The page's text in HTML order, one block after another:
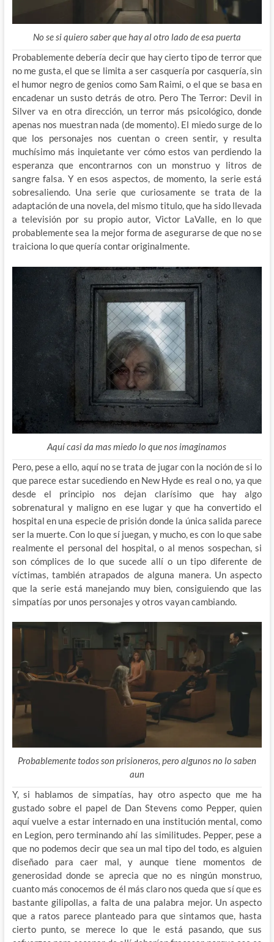
No se si quiero saber que hay al otro lado de esa puerta
Probablemente debería decir que hay cierto tipo de terror que
no me gusta, el que se limita a ser casquería por casquería, sin
el humor negro de genios como Sam Raimi, o el que se basa en
encadenar un susto detrás de otro. Pero The Terror: Devil in
Silver va en otra dirección, un terror más psicológico, donde
apenas nos muestran nada (de momento). El miedo surge de lo
que los personajes nos cuentan o creen sentir, y resulta
muchísimo más inquietante ver cómo estos van perdiendo la
esperanza que encontrarnos con un monstruo y litros de
sangre falsa. Y en esos aspectos, de momento, la serie está
sobresaliendo. Una serie que curiosamente se trata de la
adaptación de una novela, del mismo titulo, que ha sido llevada
a televisión por su propio autor, Victor LaValle, en lo que
probablemente sea la mejor forma de asegurarse de que no se
traiciona lo que quería contar originalmente.
Aquí casi da mas miedo lo que nos imaginamos
Pero, pese a ello, aquí no se trata de jugar con la noción de si lo
que parece estar sucediendo en New Hyde es real o no, ya que
desde el principio nos dejan clarísimo que hay algo
sobrenatural y maligno en ese lugar y que ha convertido el
hospital en una especie de prisión donde la única salida parece
ser la muerte. Con lo que sí juegan, y mucho, es con lo que sabe
realmente el personal del hospital, o al menos sospechan, si
son cómplices de lo que sucede allí o un tipo diferente de
víctimas, también atrapados de alguna manera. Un aspecto
que la serie está manejando muy bien, consiguiendo que las
simpatías por unos personajes y otros vayan cambiando.
Probablemente todos son prisioneros, pero algunos no lo saben
aun
Y, si hablamos de simpatías, hay otro aspecto que me ha
gustado sobre el papel de Dan Stevens como Pepper, quien
aquí vuelve a estar internado en una institución mental, como
en Legion, pero terminando ahí las similitudes. Pepper, pese a
que no podemos decir que sea un mal tipo del todo, es alguien
diseñado para caer mal, y aunque tiene momentos de
generosidad donde se aprecia que no es ningún monstruo,
cuanto más conocemos de él más claro nos queda que sí que es
bastante gilipollas, a falta de una palabra mejor. Un aspecto
que a ratos parece planteado para que sintamos que, hasta
cierto punto, se merece lo que le está pasando, que sus